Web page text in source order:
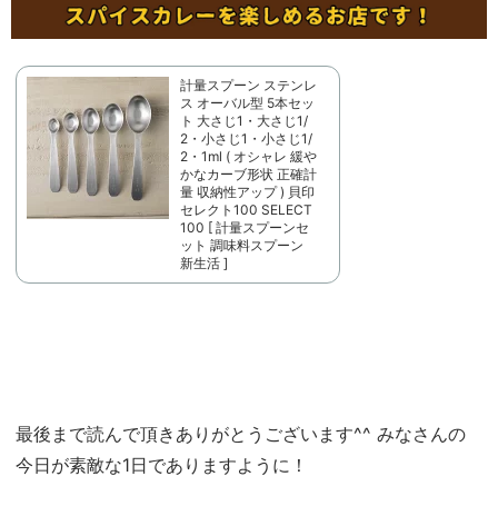
計量スプーン ステンレ
ス オーバル型 5本セッ
ト 大さじ1・大さじ1/
2・小さじ1・小さじ1/
2・1ml ( オシャレ 緩や
かなカーブ形状 正確計
量 収納性アップ ) 貝印
セレクト100 SELECT
100 [ 計量スプーンセ
ット 調味料スプーン
新生活 ]
最後まで読んで頂きありがとうございます^^ みなさんの
今日が素敵な1日でありますように！